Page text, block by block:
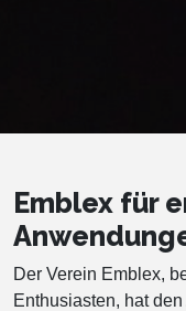
Emblex für
Der Verein Emblex,
Enthusiasten, hat